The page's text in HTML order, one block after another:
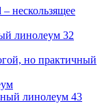
нескользящее
линолеум 32
но практичный
линолеум 43